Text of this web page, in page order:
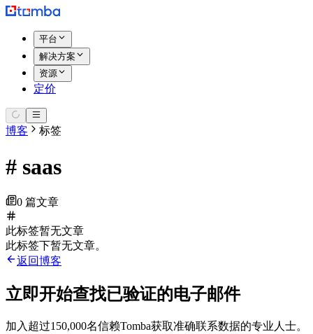
平台
解决方案
资源
定价
博客 标签
# saas
0 篇文章
此标签暂无文章
此标签下暂无文章。
返回博客
立即开始查找已验证的电子邮件
加入超过150,000名信赖Tomba获取准确联系数据的专业人士。